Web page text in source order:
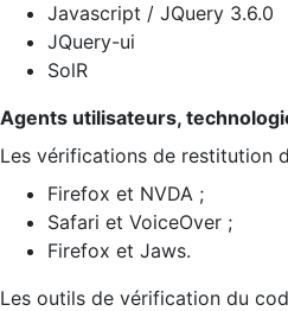
Javascript / JQuery 3.6.0
JQuery-ui
SolR
Agents utilisateurs,
Les vérifications de restitution
Firefox et NVDA ;
Safari et VoiceOver ;
Firefox et Jaws.
Les outils de vérification du